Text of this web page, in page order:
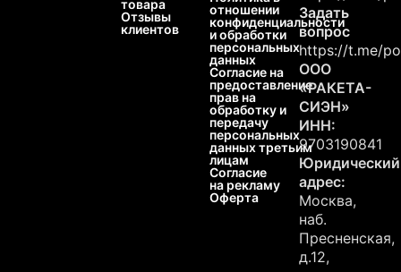
товара
Отзывы
клиентов
отношении
конфиденциальности
и обработки
персональных
данных
Согласие на
предоставление
прав на
обработку и
передачу
персональных
данных третьим
лицам
Согласие
на рекламу
Оферта
Задать
вопрос
https://t.me/
ООО
«РАКЕТА-
СИЭН»
ИНН:
9703190841
Юридический
адрес:
Москва,
наб.
Пресненская,
д.12,